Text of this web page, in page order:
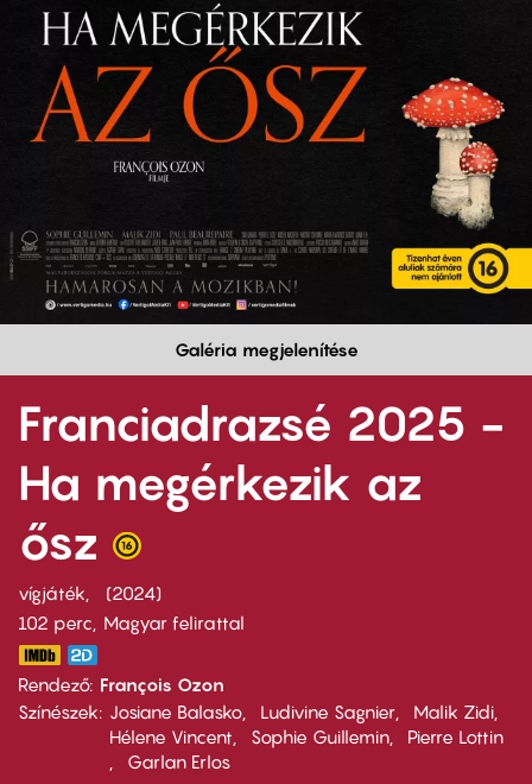
Galéria megjelenítése
Franciadrazsé 2025 -
Ha megérkezik az
ősz
vígjáték
2024
102 perc,
Magyar felirattal
Rendező François Ozon
Színészek
Josiane Balasko Ludivine Sagnier
Malik Zidi
Hélene Vincent
Sophie Guillemin
Pierre Lottin
Garlan Erlos